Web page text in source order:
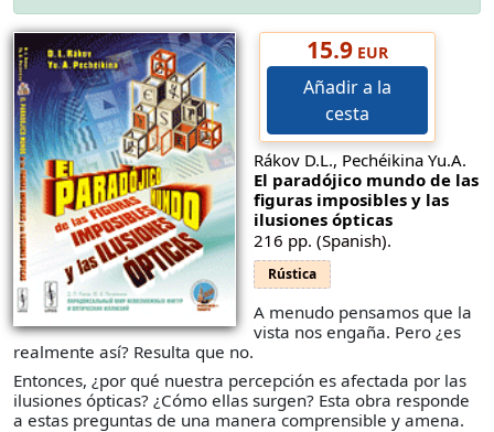
15.9EUR
Añadir a la
cesta
Rákov D.L., Pechéikina Yu.A.
El paradójico mundo de las
figuras imposibles y las
ilusiones ópticas
216 pp. (Spanish).
Rústica
A menudo pensamos que la
vista nos engaña. Pero ¿es
realmente así? Resulta que no.
Entonces, ¿por qué nuestra percepción es afectada por las
ilusiones ópticas? ¿Cómo ellas surgen? Esta obra responde
a estas preguntas de una manera comprensible y amena.